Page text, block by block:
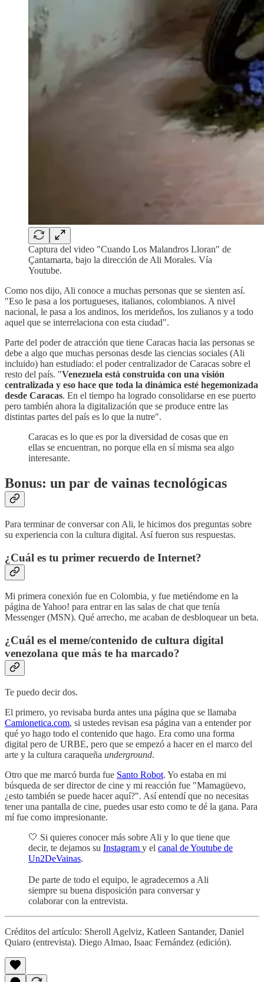
Captura del video "Cuando Los Malandros Lloran" de
Çantamarta, bajo la dirección de Ali Morales. Vía
Youtube.
Como nos dijo, Ali conoce a muchas personas que se sienten así.
"Eso le pasa a los portugueses, italianos, colombianos. A nivel
nacional, le pasa a los andinos, los merideños, los zulianos y a todo
aquel que se interrelaciona con esta ciudad".
Parte del poder de atracción que tiene Caracas hacia las personas se
debe a algo que muchas personas desde las ciencias sociales (Ali
incluido) han estudiado: el poder centralizador de Caracas sobre el
resto del país. "Venezuela está construida con una visión
centralizada y eso hace que toda la dinámica esté hegemonizada
desde Caracas. En el tiempo ha logrado consolidarse en ese puerto
pero también ahora la digitalización que se produce entre las
distintas partes del país es lo que la nutre".
Caracas es lo que es por la diversidad de cosas que en
ellas se encuentran, no porque ella en sí misma sea algo
interesante.
Bonus: un par de vainas tecnológicas
Para terminar de conversar con Ali, le hicimos dos preguntas sobre
su experiencia con la cultura digital. Así fueron sus respuestas.
¿Cuál es tu primer recuerdo de Internet?
Mi primera conexión fue en Colombia, y fue metiéndome en la
página de Yahoo! para entrar en las salas de chat que tenía
Messenger (MSN). Qué arrecho, me acaban de desbloquear un beta.
¿Cuál es el meme/contenido de cultura digital
venezolana que más te ha marcado?
Te puedo decir dos.
El primero, yo revisaba burda antes una página que se llamaba
Camionetica.com, si ustedes revisan esa página van a entender por
qué yo hago todo el contenido que hago. Era como una forma
digital pero de URBE, pero que se empezó a hacer en el marco del
arte y la cultura caraqueña underground.
Otro que me marcó burda fue Santo Robot. Yo estaba en mi
búsqueda de ser director de cine y mi reacción fue "Mamagüevo,
¿esto también se puede hacer aquí?". Así entendí que no necesitas
tener una pantalla de cine, puedes usar esto como te dé la gana. Para
mí fue como impresionante.
🤍 Si quieres conocer más sobre Ali y lo que tiene que
decir, te dejamos su Instagram y el canal de Youtube de
Un2DeVainas.
De parte de todo el equipo, le agradecemos a Ali
siempre su buena disposición para conversar y
colaborar con la entrevista.
Créditos del artículo: Sheroll Agelviz, Katleen Santander, Daniel
Quiaro (entrevista). Diego Almao, Isaac Fernández (edición).